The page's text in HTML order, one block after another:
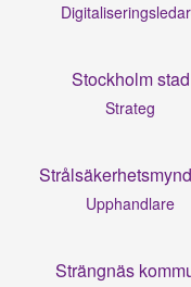
Stockholm stad
Strateg
Upphandlare
Strängnäs